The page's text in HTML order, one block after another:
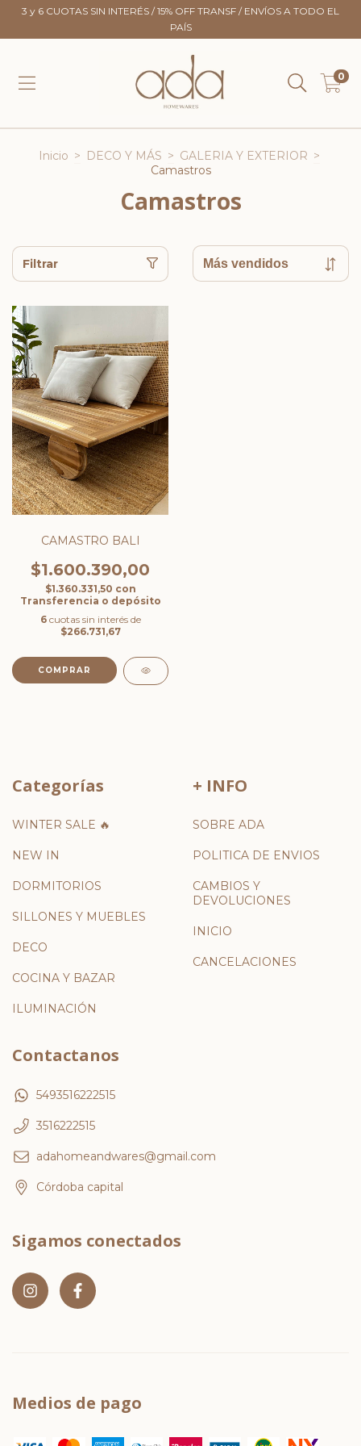
3 y 6 CUOTAS SIN INTERÉS / 15% OFF TRANSF / ENVÍOS A TODO EL
PAÍS
0
Inicio > DECO Y MÁS > GALERIA Y EXTERIOR >
Camastros
Camastros
Filtrar
CAMASTRO BALI
$1.600.390,00
$1.360.331,50 con
Transferencia o depósito
6 cuotas sin interés de
$266.731,67
COMPRAR
Categorías
WINTER SALE 🔥
NEW IN
DORMITORIOS
SILLONES Y MUEBLES
DECO
COCINA Y BAZAR
ILUMINACIÓN
+ INFO
SOBRE ADA
POLITICA DE ENVIOS
CAMBIOS Y
DEVOLUCIONES
INICIO
CANCELACIONES
Contactanos
5493516222515
3516222515
adahomeandwares@gmail.com
Córdoba capital
Sigamos conectados
Medios de pago